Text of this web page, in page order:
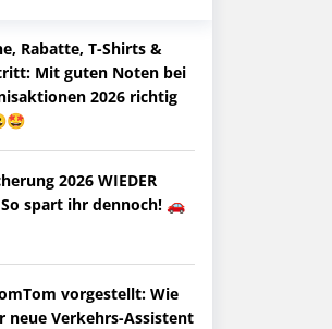
Rabatte, T-Shirts &
Mit guten Noten bei
2026 richtig
2026 WIEDER
spart ihr dennoch! 🚗
vorgestellt: Wie
neue Verkehrs-Assistent